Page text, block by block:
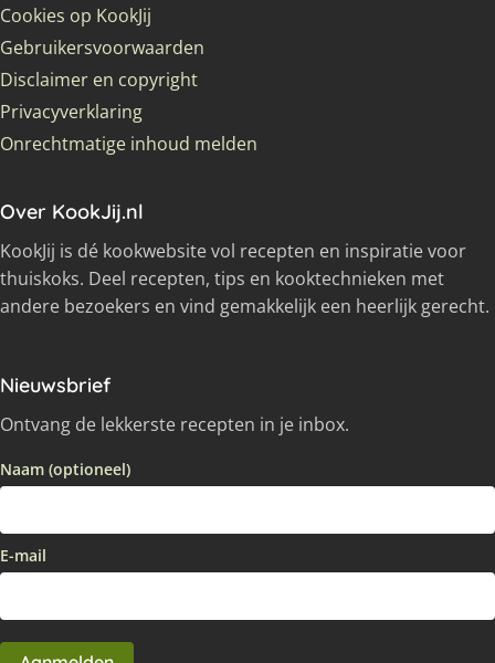
Cookies op KookJij
Gebruikersvoorwaarden
Disclaimer en copyright
Privacyverklaring
Onrechtmatige inhoud melden
Over KookJij.nl
KookJij is dé kookwebsite vol recepten en inspiratie voor
thuiskoks. Deel recepten, tips en kooktechnieken met
andere bezoekers en vind gemakkelijk een heerlijk gerecht.
Nieuwsbrief
Ontvang de lekkerste recepten in je inbox.
Naam (optioneel)
E-mail